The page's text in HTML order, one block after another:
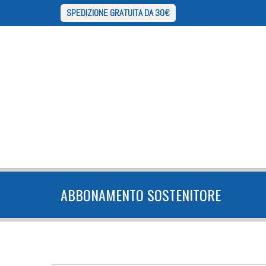
SPEDIZIONE GRATUITA DA 30€
ABBONAMENTO SOSTENITORE